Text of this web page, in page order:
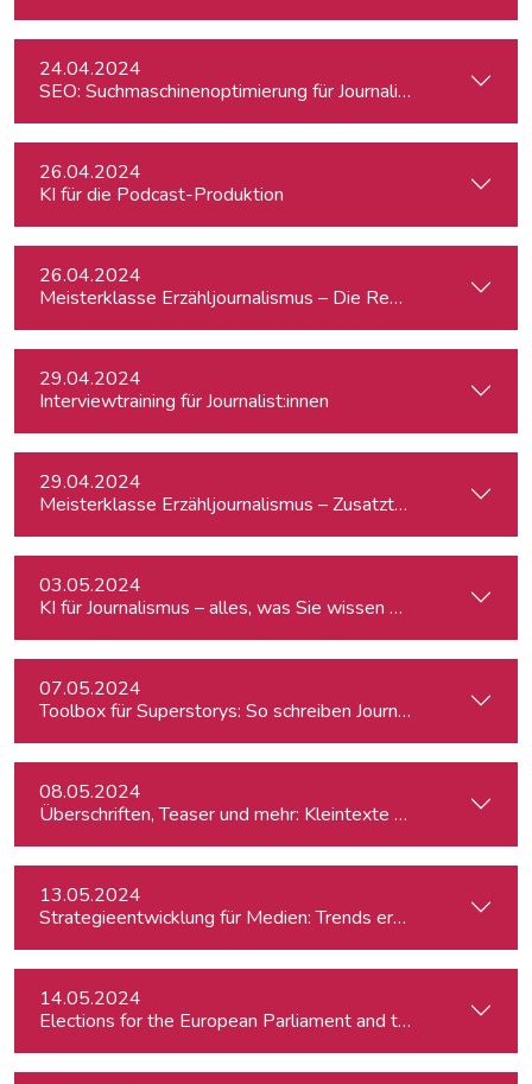
24.04.2024
SEO: Suchmaschinenoptimierung für Journalist:innen
26.04.2024
KI für die Podcast-Produktion
26.04.2024
Meisterklasse Erzähljournalismus – Die
29.04.2024
Interviewtraining für Journalist:innen
29.04.2024
Meisterklasse Erzähljournalismus – Zusatztermin
03.05.2024
KI für Journalismus – alles, was Sie wissen müssen
07.05.2024
Toolbox für Superstorys: So schreiben Journalist:innen
08.05.2024
Überschriften, Teaser und mehr: Kleintexte einfach besser
13.05.2024
Strategieentwicklung für Medien: Trends erkennen &
14.05.2024